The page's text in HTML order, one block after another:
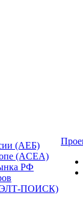
(АЕБ)
(ACEA)
РФ
(ЭЛТ-ПОИСК)